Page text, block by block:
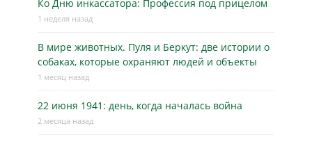
Ко Дню инкассатора: Профессия под прицелом
1 неделя назад
В мире животных. Пуля и Беркут: две истории о
собаках, которые охраняют людей и объекты
1 месяц назад
22 июня 1941: день, когда началась война
2 месяца назад